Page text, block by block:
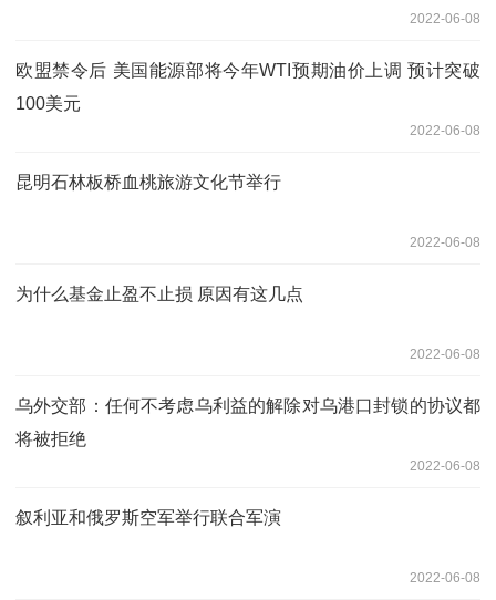
2022-06-08
欧盟禁令后 美国能源部将今年WTI预期油价上调 预计突破
100美元
2022-06-08
昆明石林板桥血桃旅游文化节举行
2022-06-08
为什么基金止盈不止损 原因有这几点
2022-06-08
乌外交部：任何不考虑乌利益的解除对乌港口封锁的协议都
将被拒绝
2022-06-08
叙利亚和俄罗斯空军举行联合军演
2022-06-08